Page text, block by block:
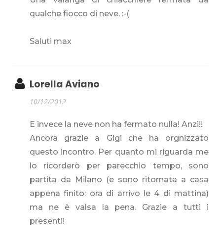
qualche fiocco di neve. :-(
Saluti max
Lorella Aviano
10/12/2012
E invece la neve non ha fermato nulla! Anzi!!
Ancora grazie a Gigi che ha orgnizzato
questo incontro. Per quanto mi riguarda me
lo ricorderò per parecchio tempo, sono
partita da Milano (e sono ritornata a casa
appena finito: ora di arrivo le 4 di mattina)
ma ne è valsa la pena. Grazie a tutti i
presenti!